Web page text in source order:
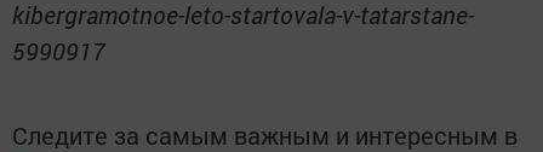
kibergramotnoe-leto-startovala-v-tatarstane-
5990917
Следите за самым важным и интересным в